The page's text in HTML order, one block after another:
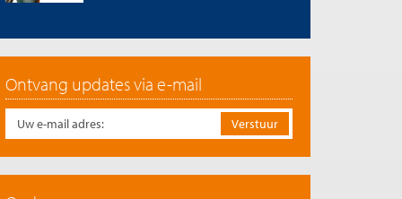
Ontvang updates via e-mail